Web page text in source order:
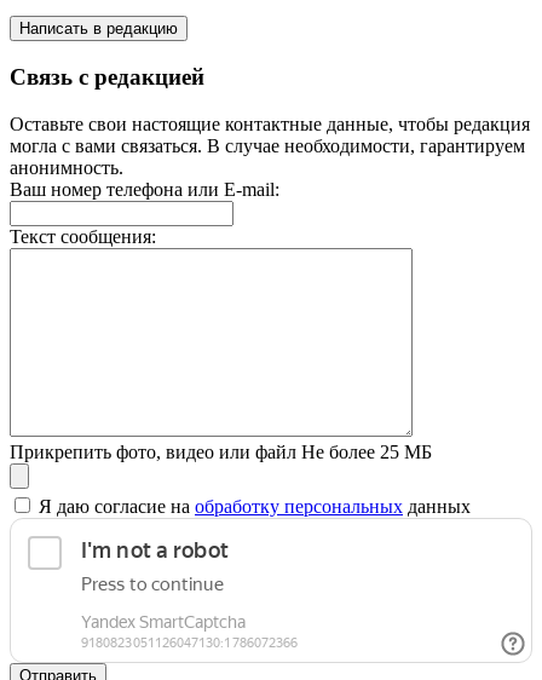
Написать в редакцию
Связь с редакцией
Оставьте свои настоящие контактные данные, чтобы редакция
могла с вами связаться. В случае необходимости, гарантируем
анонимность.
Ваш номер телефона или E-mail:
Текст сообщения:
Прикрепить фото, видео или файл Не более 25 МБ
Я даю согласие на обработку персональных данных
Отправить